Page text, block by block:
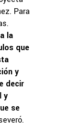
Para
la
que
y
decir
y
se